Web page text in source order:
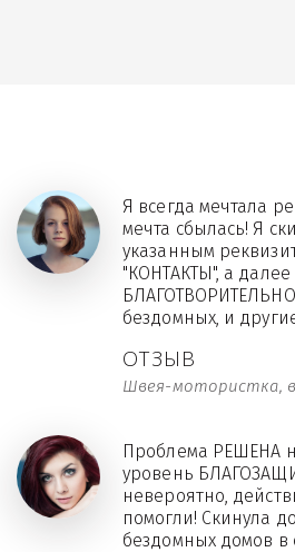
ОТЗЫВ
Швея-мотористка,
Я всегда мечтала
мечта сбылась! Я
указанным
"КОНТАКТЫ", а
бездомных, и
Проблема РЕШЕНА
уровень
невероятно,
помогли! Скинула
бездомных домов в